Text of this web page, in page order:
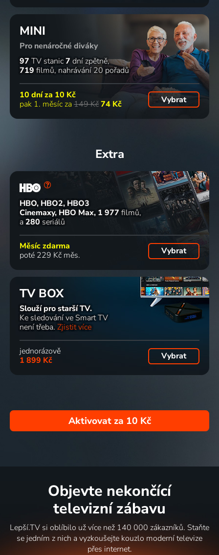
MINI
Pro nenáročné diváky
97 TV stanic7 dní zpětně
719 filmů nahrávání 20 pořadů
10 dní za 10 Kč
pak 1. měsíc za 149 Kč74 Kč Vybrat
Extra
HBO, HBO2, HBO3
Cinemaxy, HBO Max 1 977 filmů
a 280 seriálů
Měsíc zdarma
poté 229 Kč měs.
Vybrat
TV BOX
Slouží pro starší TV.
Ke sledování ve Smart TV
není třeba. Zjistit více
jednorázově
1 899 Kč
Vybrat
Aktivovat za 10 Kč
Objevte nekončící
televizní zábavu
Lepší.TV si oblíbilo už více než 140 000 zákazníků. Staňte
se jedním z nich a vyzkoušejte kouzlo moderní televize
přes internet.